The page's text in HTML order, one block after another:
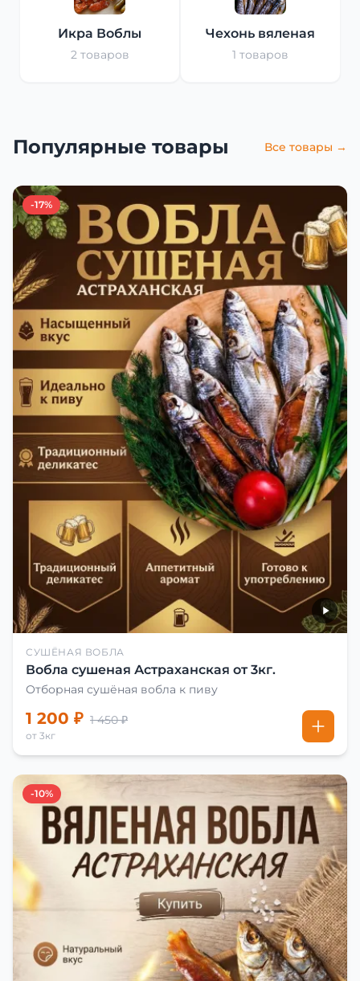
Икра Воблы
2 товаров
Чехонь вяленая
1 товаров
Популярные товары Все товары →
-17%
СУШЁНАЯ ВОБЛА
Вобла сушеная Астраханская от 3кг.
Отборная сушёная вобла к пиву
1 200 ₽ 1 450 ₽
от 3кг
-10%